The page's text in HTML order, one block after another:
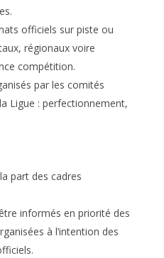
officiels sur piste ou
régionaux voire
compétition.
par les comités
Ligue : perfectionnement,
part des cadres
informés en priorité des
à l’intention des